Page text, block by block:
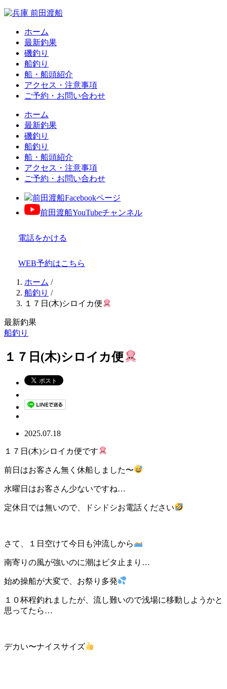
ホーム
最新釣果
磯釣り
船釣り
船・船頭紹介
アクセス・注意事項
ご予約・お問い合わせ
ホーム
最新釣果
磯釣り
船釣り
船・船頭紹介
アクセス・注意事項
ご予約・お問い合わせ
前田渡船Facebookページ
前田渡船YouTubeチャンネル
電話をかける
WEB予約はこちら
ホーム /
船釣り /
１７日(木)シロイカ便
最新釣果
船釣り
１７日(木)シロイカ便
2025.07.18
１７日(木)シロイカ便です
前日はお客さん無く休船しました〜
水曜日はお客さん少ないですね…
定休日では無いので、ドシドシお電話ください
さて、１日空けて今日も沖流しから
南寄りの風が強いのに潮はビタ止まり…
始め操船が大変で、お祭り多発
１０杯程釣れましたが、流し難いので浅場に移動しようかと
思ってたら…
デカい〜ナイスサイズ